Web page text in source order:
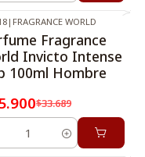
OFF
| FRAGRANCE WORLD
Fragrance
Invicto Intense
100ml Hombre
$33.689